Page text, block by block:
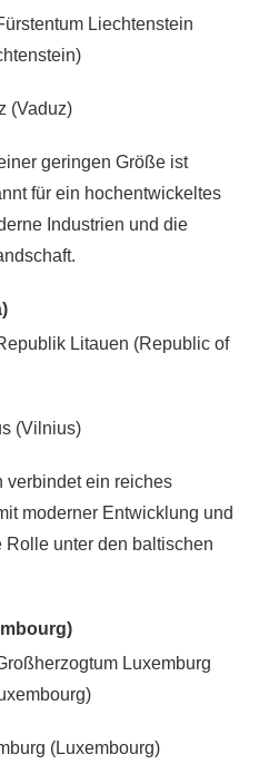
Liechtenstein
(Vaduz)
geringen Größe ist
für ein hochentwickeltes
Industrien und die
Litauen (Republic of
(Vilnius)
verbindet ein reiches
moderner Entwicklung und
Rolle unter den baltischen
Luxemburg
(Luxembourg)